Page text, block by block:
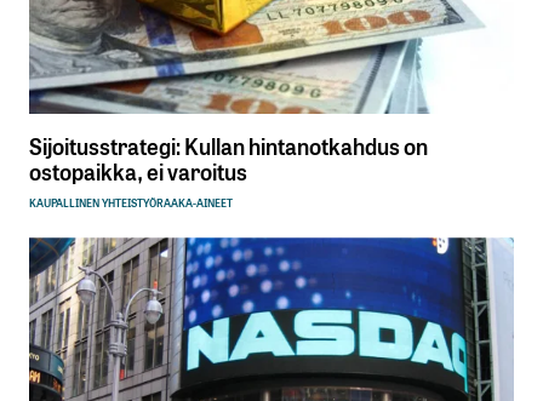
Sijoitusstrategi: Kullan hintanotkahdus on
ostopaikka, ei varoitus
KAUPALLINEN YHTEISTYÖRAAKA-AINEET